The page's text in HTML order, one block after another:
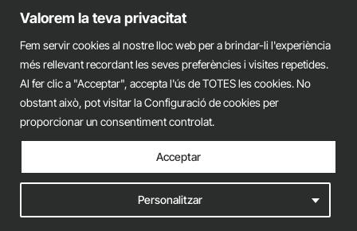
Valorem la teva privacitat
Fem servir cookies al nostre lloc web per a brindar-li l'experiència
més rellevant recordant les seves preferències i visites repetides.
Al fer clic a "Acceptar", accepta l'ús de TOTES les cookies. No
obstant això, pot visitar la Configuració de cookies per
proporcionar un consentiment controlat.
Personalitzar
Acceptar
iònic.web